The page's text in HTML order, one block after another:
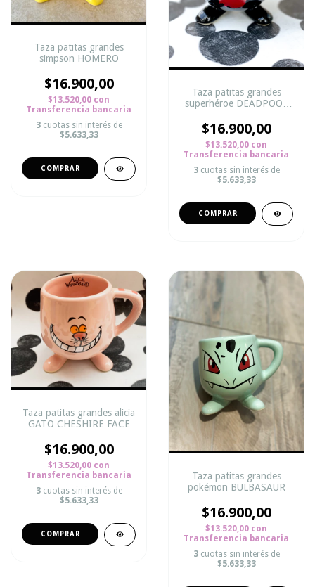
Taza patitas grandes
simpson HOMERO
$16.900,00
$13.520,00 con
Transferencia bancaria
3 cuotas sin interés de
$5.633,33
Taza patitas grandes
superhéroe DEADPOOL
$16.900,00
$13.520,00 con
Transferencia bancaria
3 cuotas sin interés de
$5.633,33
Taza patitas grandes alicia
GATO CHESHIRE FACE
$16.900,00
$13.520,00 con
Transferencia bancaria
3 cuotas sin interés de
$5.633,33
Taza patitas grandes
pokémon BULBASAUR
$16.900,00
$13.520,00 con
Transferencia bancaria
3 cuotas sin interés de
$5.633,33